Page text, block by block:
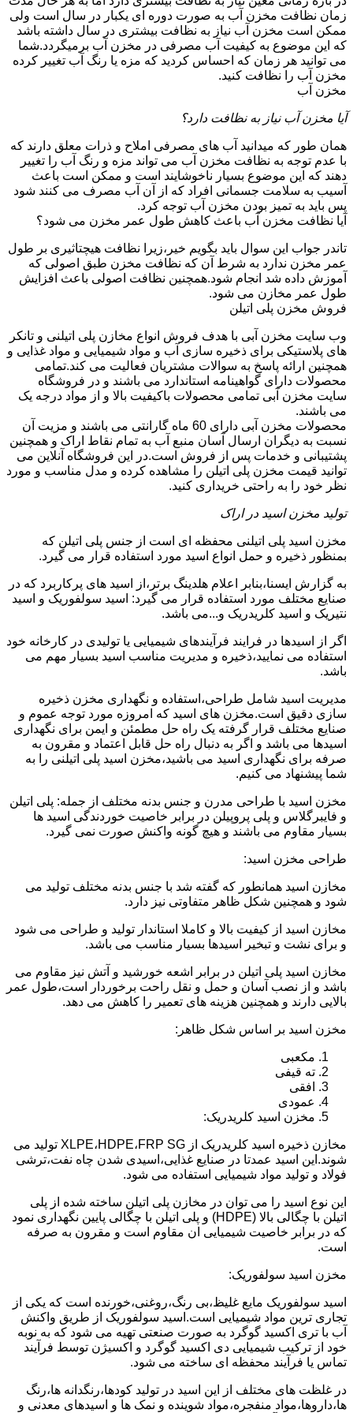
زمان نظافت مخزن آب به صورت دوره ای یکبار در سال است ولی
ممکن است مخزن آب نیاز به نظافت بیشتری در سال داشته باشد
که این موضوع به کیفیت آب مصرفی در مخزن آب برمیگردد.شما
می توانید هر زمان که احساس کردید که مزه یا رنگ آب تغییر کرده
مخزن آب را نظافت کنید.
مخزن آب
آیا مخزن آب نیاز به نظافت دارد؟
همان طور که میدانید آب های مصرفی املاح و ذرات معلق دارند که
با عدم توجه به نظافت مخزن آب می تواند مزه و رنگ آب را تغییر
دهند که این موضوع بسیار ناخوشایند است و ممکن است باعث
آسیب به سلامت جسمانی افراد که از آن آب مصرف می کنند شود
پس باید به تمیز بودن مخزن آب توجه کرد.
آیا نظافت مخزن آب باعث کاهش طول عمر مخزن می شود؟
تاندر جواب این سوال باید بگویم خیر،زیرا نظافت هیچتاثیری بر طول
عمر مخزن ندارد به شرط آن که نظافت مخزن طبق اصولی که
آموزش داده شد انجام شود.همچنین نظافت اصولی باعث افزایش
طول عمر مخازن می شود.
فروش مخزن پلی اتیلن
وب سایت مخزن آبی با هدف فروش انواع مخازن پلی اتیلنی و تانکر
های پلاستیکی برای ذخیره سازی آب و مواد شیمیایی و مواد غذایی و
همچنین ارائه پاسخ به سوالات مشتریان فعالیت می کند.تمامی
محصولات دارای گواهینامه استاندارد می باشند و در فروشگاه
سایت مخزن آبی تمامی محصولات باکیفیت بالا و از مواد درجه یک
می باشند.
محصولات مخزن آبی دارای 60 ماه گارانتی می باشند و مزیت آن
نسبت به دیگران ارسال آسان منبع آب به تمام نقاط اراک و همچنین
پشتیبانی و خدمات پس از فروش است.در این فروشگاه آنلاین می
توانید قیمت مخزن پلی اتیلن را مشاهده کرده و مدل مناسب و مورد
نظر خود را به راحتی خریداری کنید.
تولید مخزن اسید در اراک
مخزن اسید پلی اتیلنی محفظه ای است از جنس پلی اتیلن که
بمنظور ذخیره و حمل انواع اسید مورد استفاده قرار می گیرد.
به گزارش ایسنا،بنابر اعلام هلدینگ برتر،از اسید های پرکاربرد که در
صنایع مختلف مورد استفاده قرار می گیرد: اسید سولفوریک و اسید
نتیریک و اسید کلریدریک و...می باشد.
اگر از اسیدها در فرایند فرآیندهای شیمیایی یا تولیدی در کارخانه خود
استفاده می نمایید،ذخیره و مدیریت مناسب اسید بسیار مهم می
باشد.
مدیریت اسید شامل طراحی،استفاده و نگهداری مخزن ذخیره
سازی دقیق است.مخزن های اسید که امروزه مورد توجه عموم و
صنایع مختلف قرار گرفته یک راه حل مطمئن و ایمن برای نگهداری
اسیدها می باشد و اگر به دنبال راه حل قابل اعتماد و مقرون به
صرفه برای نگهداری اسید می باشید،مخزن اسید پلی اتیلنی را به
شما پیشنهاد می کنیم.
مخزن اسید با طراحی مدرن و جنس بدنه مختلف از جمله: پلی اتیلن
و فایبرگلاس و پلی پروپیلن در برابر خاصیت خوردندگی اسید ها
بسیار مقاوم می باشند و هیچ گونه واکنش صورت نمی گیرد.
طراحی مخزن اسید:
مخازن اسید همانطور که گفته شد با جنس بدنه مختلف تولید می
شود و همچنین شکل ظاهر متفاوتی نیز دارد.
مخازن اسید از کیفیت بالا و کاملا استاندار تولید و طراحی می شود
و برای نشت و تبخیر اسیدها بسیار مناسب می باشد.
مخازن اسید پلی اتیلن در برابر اشعه خورشید و آتش نیز مقاوم می
باشد و از نصب آسان و حمل و نقل راحت برخوردار است،طول عمر
بالایی دارند و همچنین هزینه های تعمیر را کاهش می دهد.
مخزن اسید بر اساس شکل ظاهر:
مکعبی
ته قیفی
افقی
عمودی
مخزن اسید کلریدریک:
مخازن ذخیره اسید کلریدریک از XLPE،HDPE،FRP SG تولید می
شوند.این اسید عمدتا در صنایع غذایی،اسیدی شدن چاه نفت،ترشی
فولاد و تولید مواد شیمیایی استفاده می شود.
این نوع اسید را می توان در مخازن پلی اتیلن ساخته شده از پلی
اتیلن با چگالی بالا (HDPE) و پلی اتیلن با چگالی پایین نگهداری نمود
که در برابر خاصیت شیمیایی ان مقاوم است و مقرون به صرفه
است.
مخزن اسید سولفوریک:
اسید سولفوریک مایع غلیظ،بی رنگ،روغنی،خورنده است که یکی از
تجاری ترین مواد شیمیایی است.اسید سولفوریک از طریق واکنش
آب با تری اکسید گوگرد به صورت صنعتی تهیه می شود که به نوبه
خود از ترکیب شیمیایی دی اکسید گوگرد و اکسیژن توسط فرآیند
تماس یا فرآیند محفظه ای ساخته می شود.
در غلظت های مختلف از این اسید در تولید کودها،رنگدانه ها،رنگ
ها،داروها،مواد منفجره،مواد شوینده و نمک ها و اسیدهای معدنی و